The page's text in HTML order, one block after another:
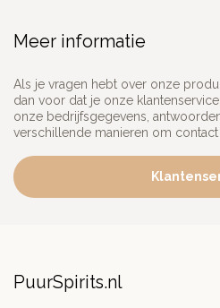
Meer informatie
Als je vragen hebt over onze
dan voor dat je onze
onze bedrijfsgegevens,
verschillende manieren om
PuurSpirits.nl